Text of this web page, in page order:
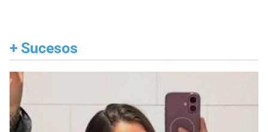
+ Sucesos